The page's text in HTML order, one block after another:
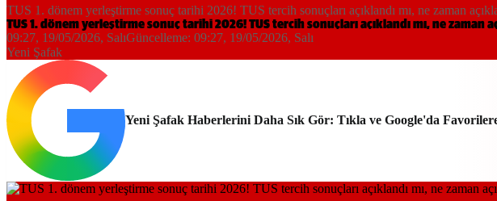
TUS 1. dönem yerleştirme sonuç tarihi 2026! TUS tercih sonuçları açıklandı mı, ne zaman
TUS 1. dönem yerleştirme sonuç tarihi 2026! TUS tercih sonuçları açıklandı mı, ne zaman
09:27, 19/05/2026, SalıGüncelleme: 09:27, 19/05/2026, Salı
Yeni Şafak
Yeni Şafak Haberlerini Daha Sık Gör: Tıkla ve Google'da